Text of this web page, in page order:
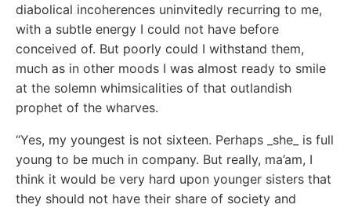
diabolical incoherences uninvitedly recurring to me,
with a subtle energy I could not have before
conceived of. But poorly could I withstand them,
much as in other moods I was almost ready to smile
at the solemn whimsicalities of that outlandish
prophet of the wharves.
“Yes, my youngest is not sixteen. Perhaps _she_ is full
young to be much in company. But really, ma’am, I
think it would be very hard upon younger sisters that
they should not have their share of society and